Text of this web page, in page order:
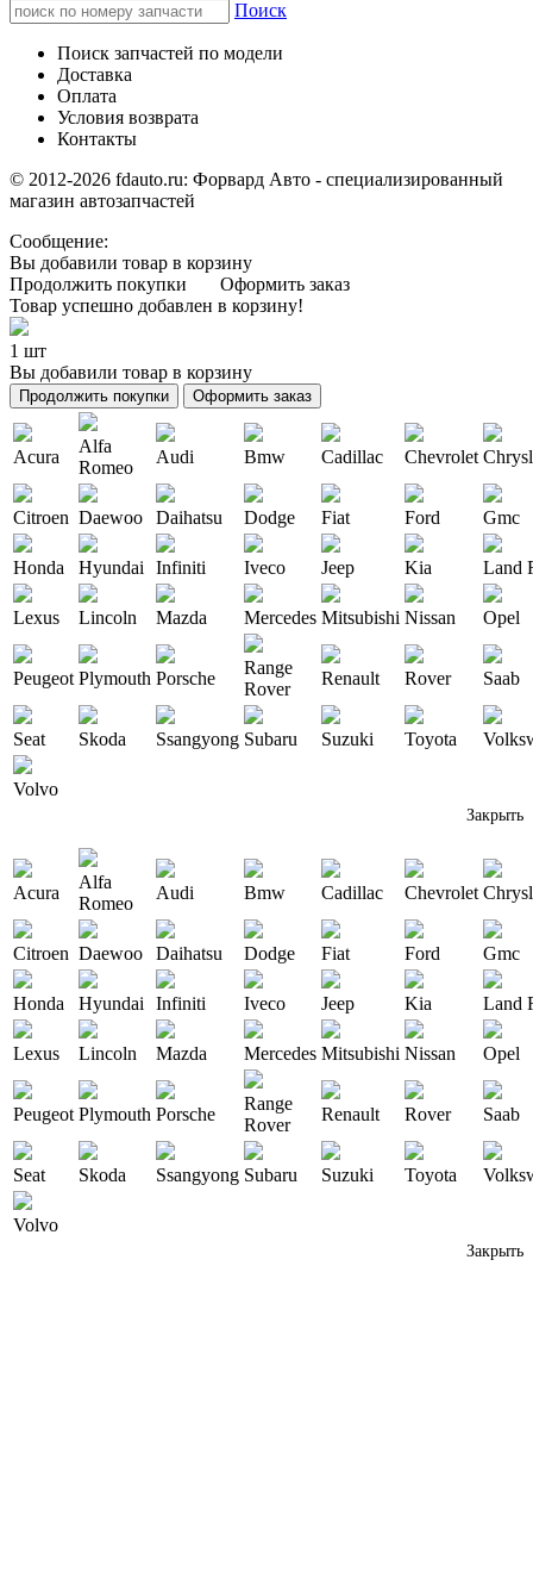
Поиск
Поиск запчастей по модели
Доставка
Оплата
Условия возврата
Контакты
© 2012-2026 fdauto.ru: Форвард Авто - специализированный
магазин автозапчастей
Сообщение:
Вы добавили товар в корзину
Продолжить покупки
Оформить заказ
Товар успешно добавлен в корзину!
1 шт
Вы добавили товар в корзину
Продолжить покупки Оформить заказ
Acura
Alfa
Romeo
Audi Bmw Cadillac Chevrolet
Citroen Daewoo Daihatsu Dodge Fiat Ford Gmc
Honda Hyundai Infiniti Iveco Jeep Kia Land
Lexus Lincoln Mazda Mercedes Mitsubishi Nissan Opel
Peugeot Plymouth Porsche
Range
Rover
Renault Rover Saab
Seat Skoda Ssangyong Subaru Suzuki Toyota
Volvo
Закрыть
Acura
Alfa
Romeo
Audi Bmw Cadillac Chevrolet
Citroen Daewoo Daihatsu Dodge Fiat Ford Gmc
Honda Hyundai Infiniti Iveco Jeep Kia Land
Lexus Lincoln Mazda Mercedes Mitsubishi Nissan Opel
Peugeot Plymouth Porsche
Range
Rover
Renault Rover Saab
Seat Skoda Ssangyong Subaru Suzuki Toyota
Volvo
Закрыть